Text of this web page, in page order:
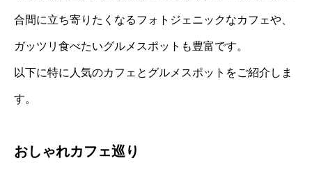
合間に立ち寄りたくなるフォトジェニックなカフェや、
ガッツリ食べたいグルメスポットも豊富です。
以下に特に人気のカフェとグルメスポットをご紹介しま
す。
おしゃれカフェ巡り